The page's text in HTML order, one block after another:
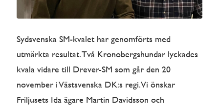
Sydsvenska SM-kvalet har genomförts med
utmärkta resultat. Två Kronobergshundar lyckades
kvala vidare till Drever-SM som går den 20
november i Västsvenska DK:s regi. Vi önskar
Friljusets Ida ägare Martin Davidsson och